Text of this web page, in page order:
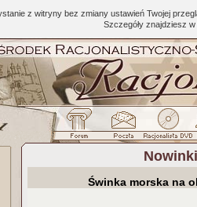
z witryny bez zmiany ustawień Twojej
Szczegóły znajdziesz w
Świnka morska na